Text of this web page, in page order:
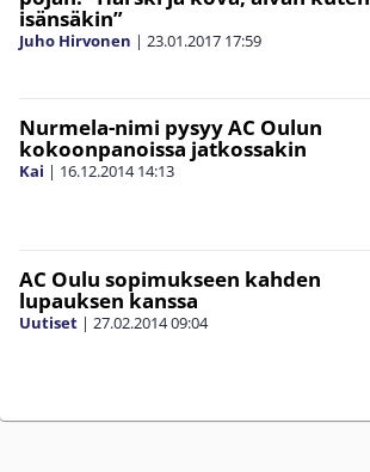
isänsäkin”
Juho Hirvonen | 23.01.2017 17:59
Nurmela-nimi pysyy AC Oulun
kokoonpanoissa jatkossakin
Kai | 16.12.2014 14:13
AC Oulu sopimukseen kahden
lupauksen kanssa
Uutiset | 27.02.201409:04